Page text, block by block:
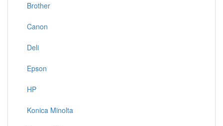
Brother
Canon
Deli
Epson
HP
Konica Minolta